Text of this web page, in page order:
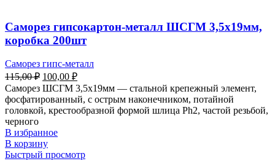
Саморез гипсокартон-металл ШСГМ 3,5х19мм,
коробка 200шт
Саморез гипс-металл
115,00₽ 100,00 ₽
Саморез ШСГМ 3,5х19мм — стальной крепежный элемент,
фосфатированный, с острым наконечником, потайной
головкой, крестообразной формой шлица Ph2, частой резьбой,
черного
В избранное
В корзину
Быстрый просмотр